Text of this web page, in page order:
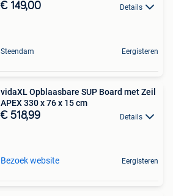
€ 149,00 Details
Steendam Eergisteren
vidaXL Opblaasbare SUP Board met Zeil
APEX 330 x 76 x 15 cm
€ 518,99 Details
Bezoek website Eergisteren